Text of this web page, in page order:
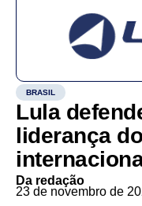
BRASIL
Lula
liderança
Da redação
23 de novembro de